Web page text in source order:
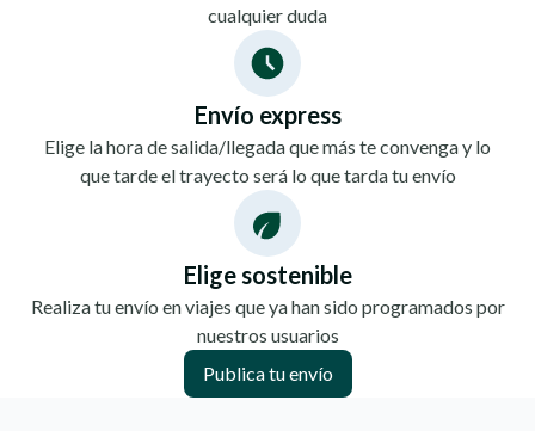
cualquier duda
Envío express
Elige la hora de salida/llegada que más te convenga y lo
que tarde el trayecto será lo que tarda tu envío
Elige sostenible
Realiza tu envío en viajes que ya han sido programados por
nuestros usuarios
Publica tu envío